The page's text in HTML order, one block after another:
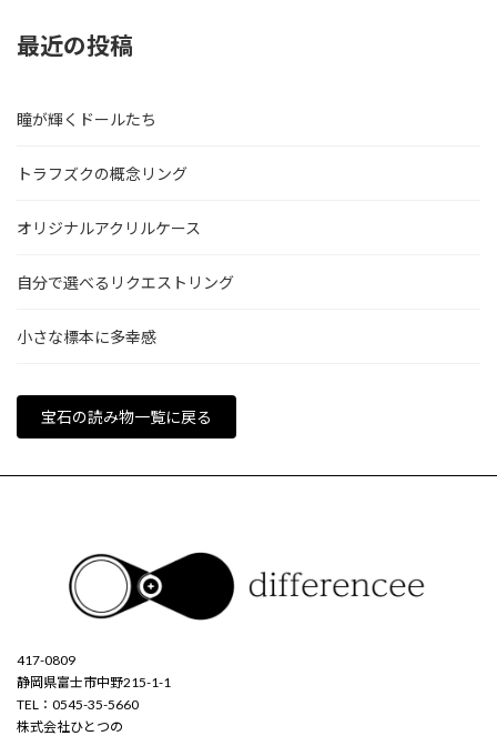
最近の投稿
瞳が輝くドールたち
トラフズクの概念リング
オリジナルアクリルケース
自分で選べるリクエストリング
小さな標本に多幸感
宝石の読み物一覧に戻る
417-0809
静岡県富士市中野215-1-1
TEL：0545-35-5660
株式会社ひとつの